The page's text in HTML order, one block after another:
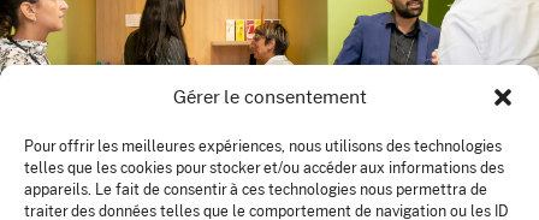
Gérer le consentement
Pour offrir les meilleures expériences, nous utilisons des technologies
telles que les cookies pour stocker et/ou accéder aux informations des
appareils. Le fait de consentir à ces technologies nous permettra de
traiter des données telles que le comportement de navigation ou les ID
AGENCE PARIS OUEST